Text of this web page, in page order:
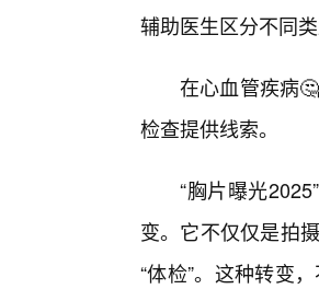
辅助医生区分不同
在心血管疾病
检查提供线索。
“胸片曝光
变。它不仅仅是拍
“体检”。这种转变